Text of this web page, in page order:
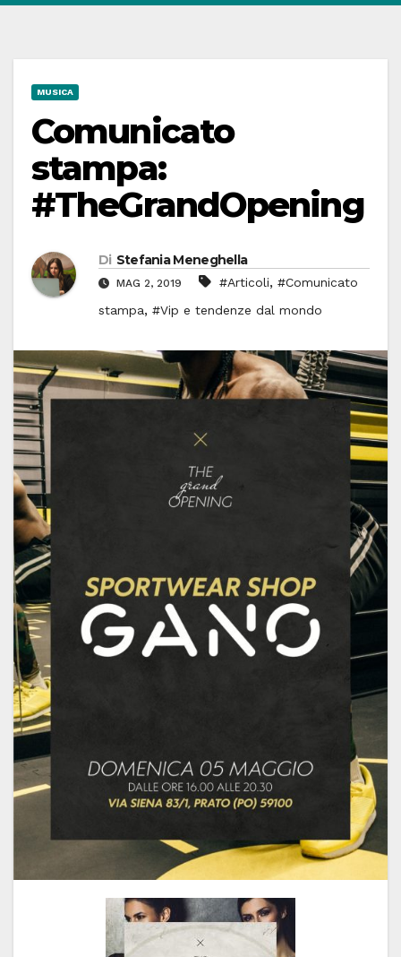
MUSICA
Comunicato
stampa:
#TheGrandOpening
Di Stefania Meneghella
MAG 2, 2019 #Articoli, #Comunicato
stampa, #Vip e tendenze dal mondo